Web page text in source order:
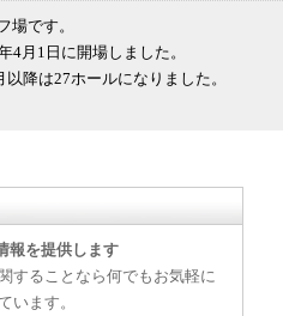
です。
月1日に開場しました。
降は27ホールになりました。
報を提供します
することなら何でもお気軽に
います。